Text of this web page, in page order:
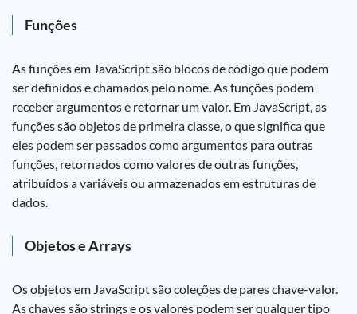
Funções
As funções em JavaScript são blocos de código que podem
ser definidos e chamados pelo nome. As funções podem
receber argumentos e retornar um valor. Em JavaScript, as
funções são objetos de primeira classe, o que significa que
eles podem ser passados como argumentos para outras
funções, retornados como valores de outras funções,
atribuídos a variáveis ou armazenados em estruturas de
dados.
Objetos e Arrays
Os objetos em JavaScript são coleções de pares chave-valor.
As chaves são strings e os valores podem ser qualquer tipo